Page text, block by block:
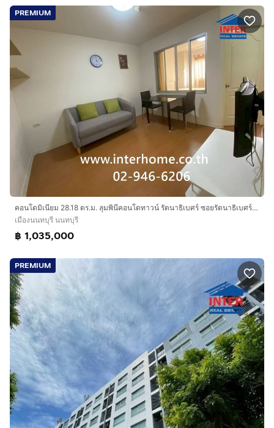
PREMIUM
คอนโดมิเนียม 28.18 ตร.ม. ลุมพินีคอนโดทาวน์ รัตนาธิเบศร์ ซอยรัตนาธิเบศร์26 ถนนรัตนาธิเบศร์ ถนนหมายเลข302 เมืองนนทบุรี นนทบุรี
เมืองนนทบุรี นนทบุรี
฿ 1,035,000
PREMIUM